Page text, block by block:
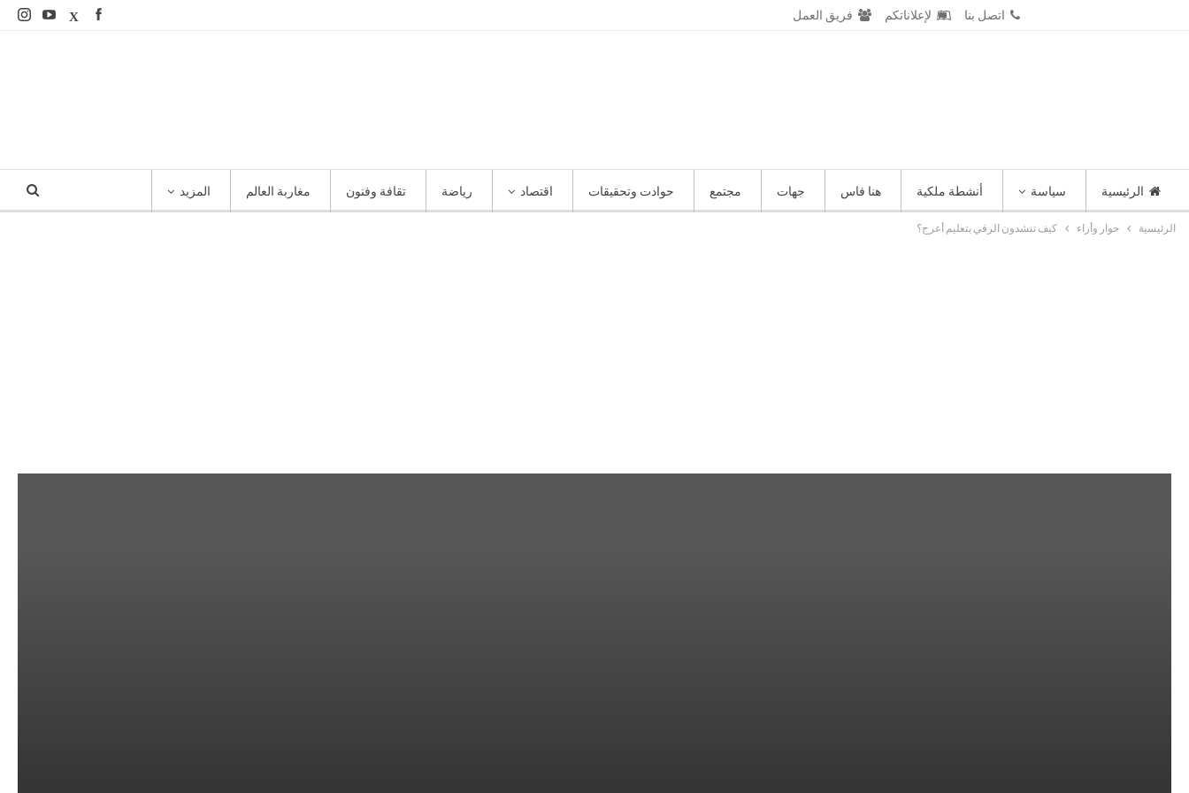
اتصل بنا لإعلاناتكم فريق العمل
الرئيسية سياسة أنشطة ملكية هنا فاس جهات مجتمع حوادت وتحقيقات اقتصاد رياضة تقافة وفنون مغاربة العالم المزيد
الرئيسية حوار وأراء كيف تنشدون الرقي بتعليم أعرج؟